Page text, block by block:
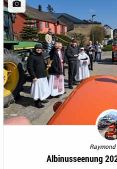
Raymond
Albinusseenung